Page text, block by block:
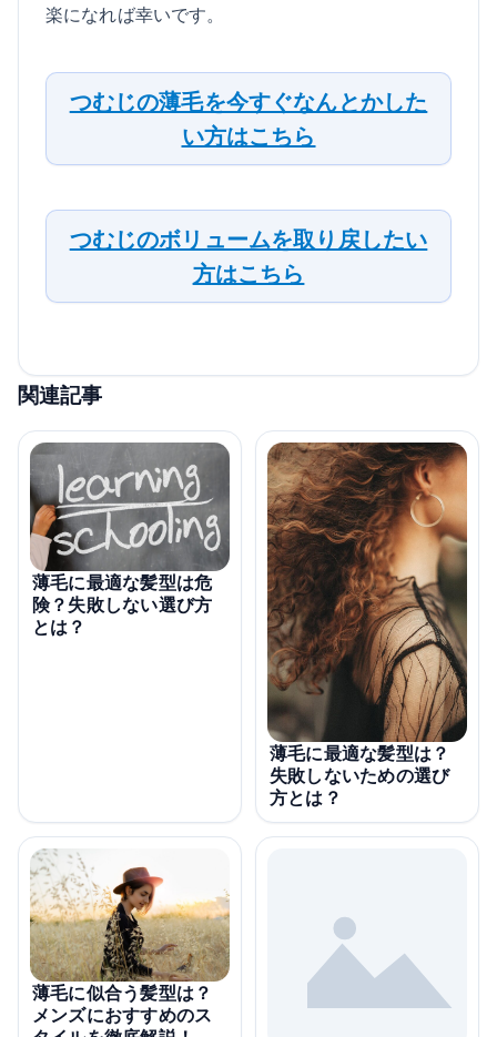
楽になれば幸いです。
つむじの薄毛を今すぐなんとかした
い方はこちら
つむじのボリュームを取り戻したい
方はこちら
関連記事
薄毛に最適な髪型は危
険？失敗しない選び方
とは？
薄毛に最適な髪型は？
失敗しないための選び
方とは？
薄毛に似合う髪型は？
メンズにおすすめのス